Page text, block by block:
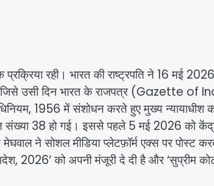
रही। भारत की राष्ट्रपति ने 16 मई
जिसे उसी दिन भारत के राजपत्र (Gazette of
1956 में संशोधन करते हुए मुख्य न्यायाधीश
38 हो गई। इससे पहले 5 मई 2026 को
ने सोशल मीडिया प्लेटफ़ॉर्म एक्स पर पोस्ट
2026’ को अपनी मंजूरी दे दी है और ‘सुप्रीम